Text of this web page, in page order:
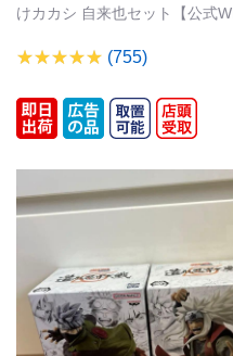
けカカシ 自来也セット【公式
(755)